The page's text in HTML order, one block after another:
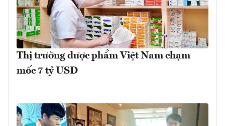
Thị trường dược phẩm Việt Nam chạm
mốc 7 tỷ USD